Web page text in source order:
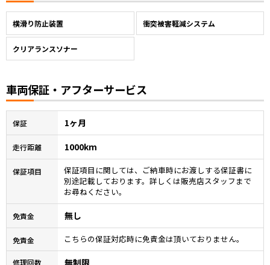
横滑り防止装置 衝突被害軽減システム
クリアランスソナー
車両保証・アフターサービス
保証 1ヶ月
走行距離 1000km
保証項目
保証項目に関しては、ご納車時にお渡しする保証書に
別途記載しております。詳しくは販売店スタッフまで
お尋ねください。
免責金 無し
免責金 こちらの保証対応時に免責金は頂いておりません。
修理回数